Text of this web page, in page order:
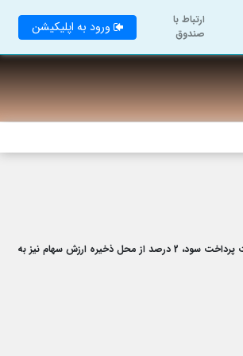
ارتباط با
صندوق
ورود به اپلیکیشن
به اطلاع سرمایه گذاران محترم میرساند سود اسفند -فروردین 1403 با ضریب بازدهی 19.864 ریال به حساب سرمایه گذاران محترم واریز می گردد. همچنین پیرو ابلاغیه شماره 12020112 بابت پرداخت سود، 2 درصد از محل ذخیره ارزش سهام نیز به